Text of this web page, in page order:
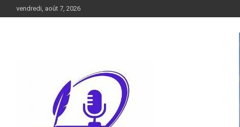
au
vendredi, août 7, 2026